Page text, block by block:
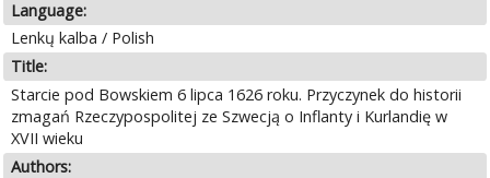
Language:
Lenkų kalba / Polish
Title:
Starcie pod Bowskiem 6 lipca 1626 roku. Przyczynek do historii
zmagań Rzeczypospolitej ze Szwecją o Inflanty i Kurlandię w
XVII wieku
Authors: